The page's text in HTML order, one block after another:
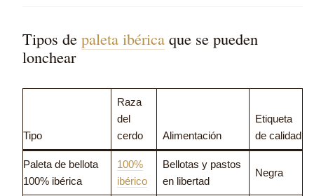
Tipos de paleta ibérica que se pueden
lonchear
Tipo
Raza
del
cerdo
Alimentación
Etiqueta
de calidad
Paleta de bellota
100% ibérica
100%
ibérico
Bellotas y pastos
en libertad
Negra